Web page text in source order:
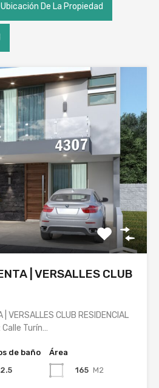
Ubicación De La Propiedad
| VERSALLES CLUB
VERSALLES CLUB RESIDENCIAL
Turín…
de baño
2.5
Área
165 M2